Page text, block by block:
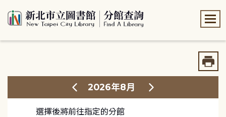
2026年8月
選擇後將前往指定的分館